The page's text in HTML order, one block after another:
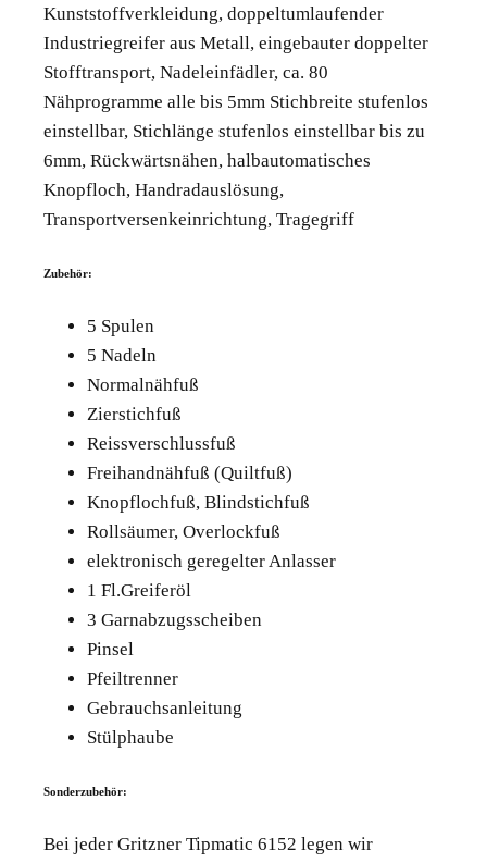
Kunststoffverkleidung, doppeltumlaufender
Industriegreifer aus Metall, eingebauter doppelter
Stofftransport, Nadeleinfädler, ca. 80
Nähprogramme alle bis 5mm Stichbreite stufenlos
einstellbar, Stichlänge stufenlos einstellbar bis zu
6mm, Rückwärtsnähen, halbautomatisches
Knopfloch, Handradauslösung,
Transportversenkeinrichtung, Tragegriff
Zubehör:
5 Spulen
5 Nadeln
Normalnähfuß
Zierstichfuß
Reissverschlussfuß
Freihandnähfuß (Quiltfuß)
Knopflochfuß, Blindstichfuß
Rollsäumer, Overlockfuß
elektronisch geregelter Anlasser
1 Fl.Greiferöl
3 Garnabzugsscheiben
Pinsel
Pfeiltrenner
Gebrauchsanleitung
Stülphaube
Sonderzubehör:
Bei jeder Gritzner Tipmatic 6152 legen wir